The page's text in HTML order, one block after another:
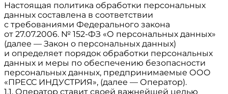
Настоящая политика обработки персональных
данных составлена в соответствии
с требованиями Федерального закона
от 27.07.2006. № 152-ФЗ «О персональных данных»
(далее — Закон о персональных данных)
и определяет порядок обработки персональных
данных и меры по обеспечению безопасности
персональных данных, предпринимаемые ООО
«ПРЕСС ИНДУСТРИЯ», (далее — Оператор).
1.1. Оператор ставит своей важнейшей целью